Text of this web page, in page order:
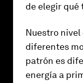
de elegir qué
Nuestro nivel
diferentes
patrón es
energía a